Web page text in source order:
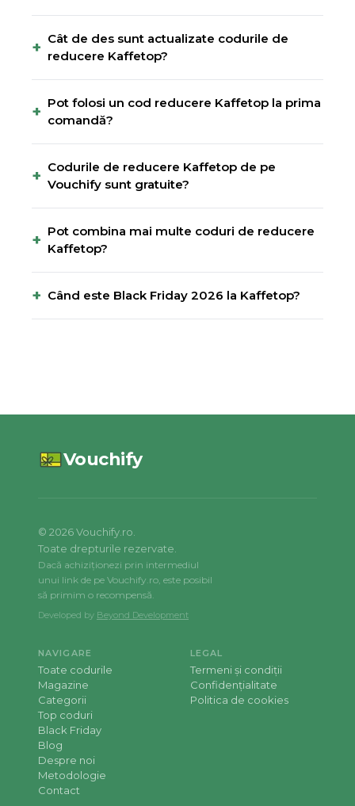
+ Cât de des sunt actualizate codurile de
reducere Kaffetop?
+ Pot folosi un cod reducere Kaffetop la prima
comandă?
+ Codurile de reducere Kaffetop de pe
Vouchify sunt gratuite?
+ Pot combina mai multe coduri de reducere
Kaffetop?
+ Când este Black Friday 2026 la Kaffetop?
Vouchify
© 2026Vouchify.ro.
Toate drepturile rezervate.
Dacă achiziționezi prin intermediul
unui link de pe Vouchify.ro, este posibil
să primim o recompensă.
Developed by Beyond Development
NAVIGARE
Toate codurile
Magazine
Categorii
Top coduri
Black Friday
Blog
Despre noi
Metodologie
Contact
LEGAL
Termeni și condiții
Confidențialitate
Politica de cookies